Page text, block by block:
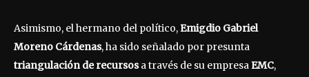
Asimismo, el hermano del político,Emigdio Gabriel
Moreno Cárdenas, ha sido señalado por presunta
triangulación de recursosa través de su empresaEMC,